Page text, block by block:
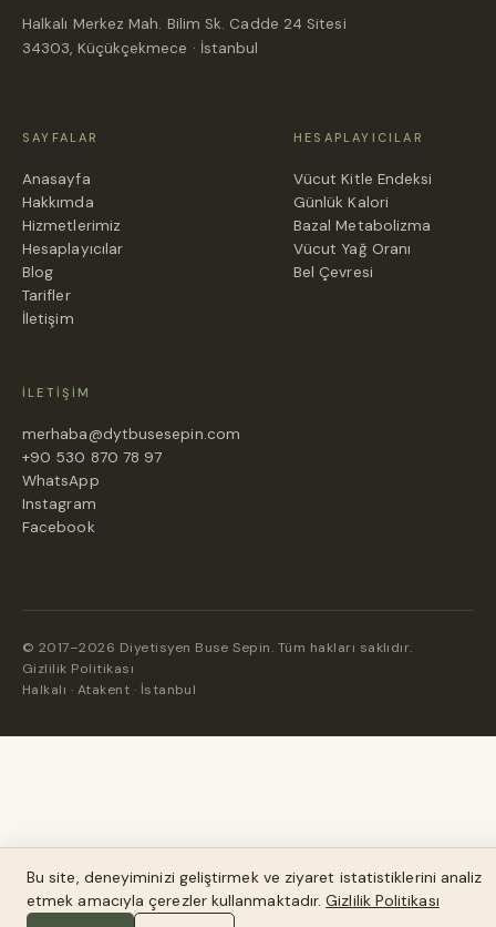
Halkalı Merkez Mah. Bilim Sk. Cadde 24 Sitesi
34303, Küçükçekmece · İstanbul
SAYFALAR
Anasayfa
Hakkımda
Hizmetlerimiz
Hesaplayıcılar
Blog
Tarifler
İletişim
HESAPLAYICILAR
Vücut Kitle Endeksi
Günlük Kalori
Bazal Metabolizma
Vücut Yağ Oranı
Bel Çevresi
İLETIŞIM
merhaba@dytbusesepin.com
+90 530 870 78 97
WhatsApp
Instagram
Facebook
© 2017–2026 Diyetisyen Buse Sepin. Tüm hakları saklıdır.
Gizlilik Politikası
Halkalı · Atakent · İstanbul
Bu site, deneyiminizi geliştirmek ve ziyaret istatistiklerini analiz
etmek amacıyla çerezler kullanmaktadır.Gizlilik Politikası
Bu site, deneyiminizi geliştirmek ve trafiği analiz etmek için
çerez kullanır.Gizlilik Politikası